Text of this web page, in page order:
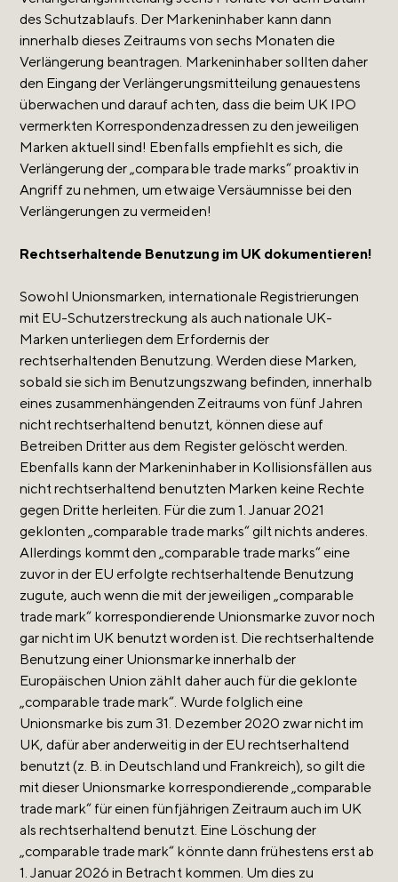
des Schutzablaufs. Der Markeninhaber kann dann
innerhalb dieses Zeitraums von sechs Monaten die
Verlängerung beantragen. Markeninhaber sollten daher
den Eingang der Verlängerungsmitteilung genauestens
überwachen und darauf achten, dass die beim UK IPO
vermerkten Korrespondenzadressen zu den jeweiligen
Marken aktuell sind! Ebenfalls empfiehlt es sich, die
Verlängerung der „comparable trade marks“ proaktiv in
Angriff zu nehmen, um etwaige Versäumnisse bei den
Verlängerungen zu vermeiden!
Rechtserhaltende Benutzung im UK dokumentieren!
Sowohl Unionsmarken, internationale Registrierungen
mit EU-Schutzerstreckung als auch nationale UK-
Marken unterliegen dem Erfordernis der
rechtserhaltenden Benutzung. Werden diese Marken,
sobald sie sich im Benutzungszwang befinden, innerhalb
eines zusammenhängenden Zeitraums von fünf Jahren
nicht rechtserhaltend benutzt, können diese auf
Betreiben Dritter aus dem Register gelöscht werden.
Ebenfalls kann der Markeninhaber in Kollisionsfällen aus
nicht rechtserhaltend benutzten Marken keine Rechte
gegen Dritte herleiten. Für die zum 1. Januar 2021
geklonten „comparable trade marks“ gilt nichts anderes.
Allerdings kommt den „comparable trade marks“ eine
zuvor in der EU erfolgte rechtserhaltende Benutzung
zugute, auch wenn die mit der jeweiligen „comparable
trade mark“ korrespondierende Unionsmarke zuvor noch
gar nicht im UK benutzt worden ist. Die rechtserhaltende
Benutzung einer Unionsmarke innerhalb der
Europäischen Union zählt daher auch für die geklonte
„comparable trade mark“. Wurde folglich eine
Unionsmarke bis zum 31. Dezember 2020 zwar nicht im
UK, dafür aber anderweitig in der EU rechtserhaltend
benutzt (z. B. in Deutschland und Frankreich), so gilt die
mit dieser Unionsmarke korrespondierende „comparable
trade mark“ für einen fünfjährigen Zeitraum auch im UK
als rechtserhaltend benutzt. Eine Löschung der
„comparable trade mark“ könnte dann frühestens erst ab
1. Januar 2026 in Betracht kommen. Um dies zu